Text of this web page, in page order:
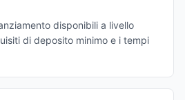
disponibili a livello
di deposito minimo e i tempi